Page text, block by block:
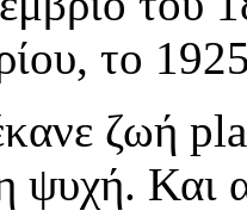
το
ζωή
ψυχή. Και